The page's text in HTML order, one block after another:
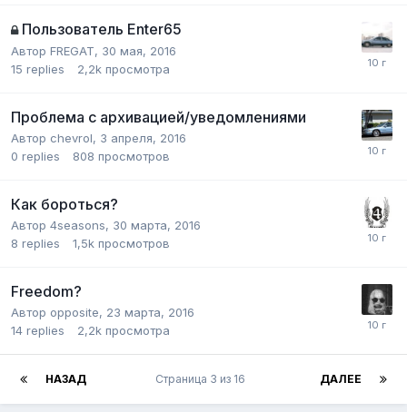
Пользователь Enter65
Автор FREGAT, 30 мая, 2016
15 replies 2,2k просмотра
Проблема c архивацией/уведомлениями
Автор chevrol, 3 апреля, 2016
0 replies 808 просмотров
Как бороться?
Автор 4seasons, 30 марта, 2016
8 replies 1,5k просмотров
Freedom?
Автор opposite, 23 марта, 2016
14 replies 2,2k просмотра
НАЗАД ДАЛЕЕ
Страница 3 из 16